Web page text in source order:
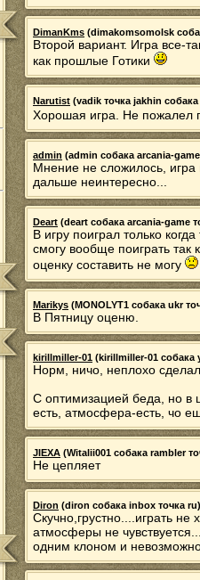
DimanKms (dimakomsomolsk
Второй вариант. Игра все-
как прошлые Готики
Narutist (vadik точка jakhin
Хорошая игра. Не пожалел
admin (admin собака arcania-
Мнение не сложилось, игра
дальше неинтересно...
Deart (deart собака arcania-game
В игру поиграл только
смогу вообще поиграть так
оценку составить не могу
Marikys (MONOLYT1 собака ukr
В Пятницу оценю.
kirillmiller-01 (kirillmiller-01 собака
Норм, ничо, неплохо
С оптимизацией беда, но в
есть, атмосфера-есть, чо
JIEXA (Witalii001 собака rambler
Не цепляет
Diron (diron собака inbox точка
Скучно,грустно....играть не
атмосферы не
одним клоном и